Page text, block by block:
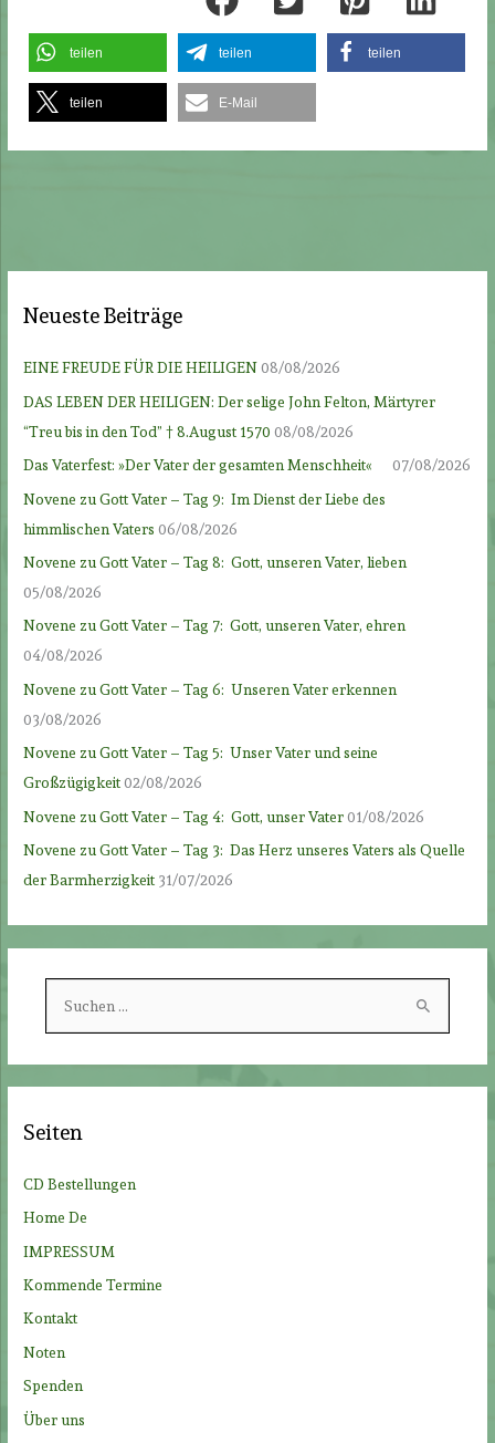
teilen teilen teilen
teilen E-Mail
Neueste Beiträge
EINE FREUDE FÜR DIE HEILIGEN08/08/2026
DAS LEBEN DER HEILIGEN: Der selige John Felton, Märtyrer
“Treu bis in den Tod” † 8.August 1570 08/08/2026
Das Vaterfest: »Der Vater der gesamten Menschheit«
07/08/2026
Novene zu Gott Vater – Tag 9: Im Dienst der Liebe des
himmlischen Vaters 06/08/2026
Novene zu Gott Vater – Tag 8: Gott, unseren Vater, lieben
05/08/2026
Novene zu Gott Vater – Tag 7: Gott, unseren Vater, ehren
04/08/2026
Novene zu Gott Vater – Tag 6: Unseren Vater erkennen
03/08/2026
Novene zu Gott Vater – Tag 5: Unser Vater und seine
Großzügigkeit02/08/2026
Novene zu Gott Vater – Tag 4: Gott, unser Vater01/08/2026
Novene zu Gott Vater – Tag 3: Das Herz unseres Vaters als Quelle
der Barmherzigkeit 31/07/2026
h
n
h
:
Seiten
CD Bestellungen
Home De
IMPRESSUM
Kommende Termine
Kontakt
Noten
Spenden
Über uns